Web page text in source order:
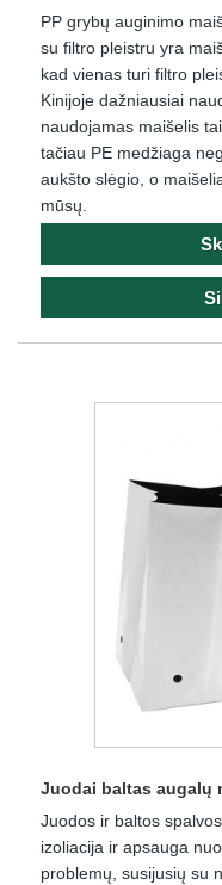
PP grybų auginimo
su filtro pleistru yra
kad vienas turi filtro
Kinijoje dažniausiai
naudojamas maišelis
tačiau PE medžiaga
aukšto slėgio, o
mūsų.
Juodai baltas augalų
Juodos ir baltos
izoliacija ir apsauga
problemų, susijusių su